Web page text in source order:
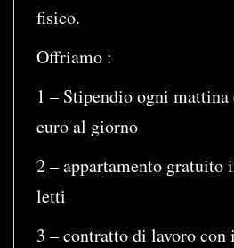
fisico.
Offriamo :
1 – Stipendio ogni
euro al giorno
2 – appartamento gratuito
letti
3 – contratto di lavoro